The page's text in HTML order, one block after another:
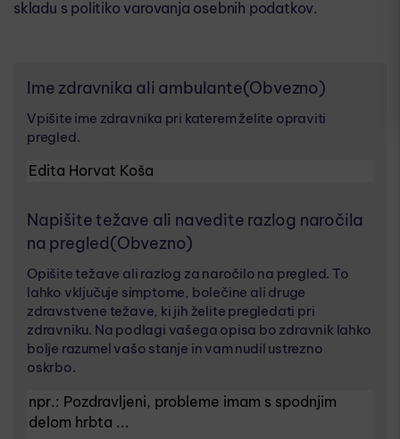
skladu s politiko varovanja osebnih podatkov.
Ime zdravnika ali ambulante(Obvezno)
Vpišite ime zdravnika pri katerem želite opraviti
pregled.
Napišite težave ali navedite razlog naročila
na pregled(Obvezno)
Opišite težave ali razlog za naročilo na pregled. To
lahko vključuje simptome, bolečine ali druge
zdravstvene težave, ki jih želite pregledati pri
zdravniku. Na podlagi vašega opisa bo zdravnik lahko
bolje razumel vašo stanje in vam nudil ustrezno
oskrbo.